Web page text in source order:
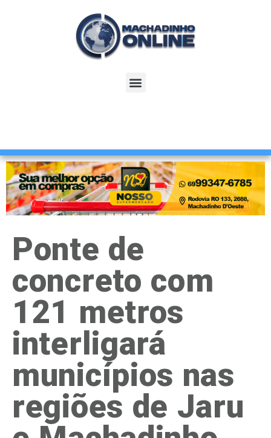
Ponte de
concreto com
121 metros
interligará
municípios nas
regiões de Jaru